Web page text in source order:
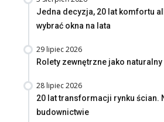
Jedna decyzja, 20 lat komfortu
wybrać okna na lata
29 lipiec 2026
Rolety zewnętrzne jako
28 lipiec 2026
20 lat transformacji rynku ścian.
budownictwie